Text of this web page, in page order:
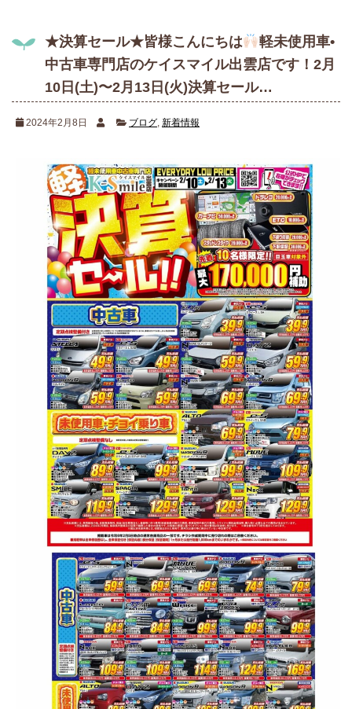
★決算セール★皆様こんにちは
軽未使用車•
中古車専門店のケイスマイル出雲店です！2月
10日(土)〜2月13日(火)決算セール…
2024年2月8日 ブログ 新着情報